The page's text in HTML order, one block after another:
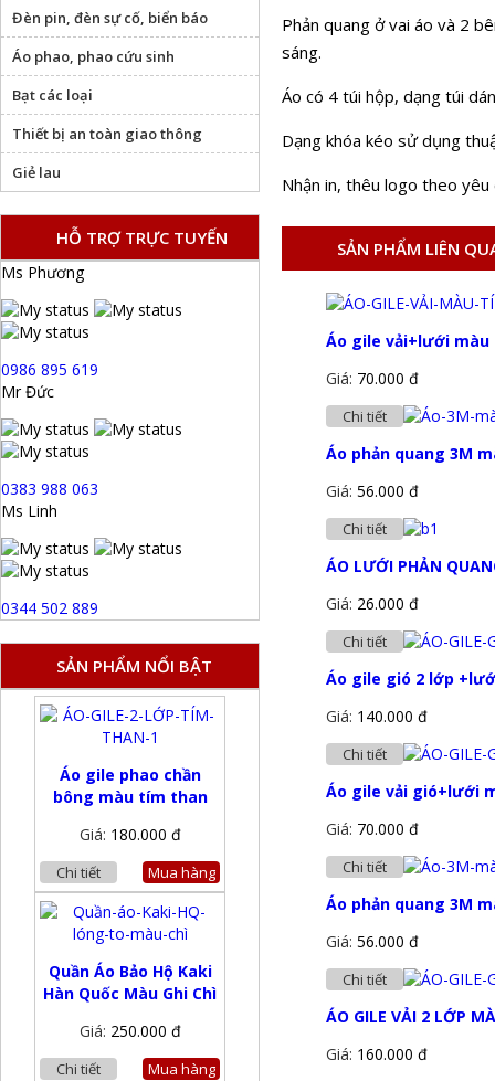
Phản quang ở vai áo và 2
sáng.
Áo có 4 túi hộp, dạng túi
Dạng khóa kéo sử dụng
Nhận in, thêu logo theo yêu
SẢN PHẨM LIÊN
Áo gile vải+lưới
Giá: 70.000 đ
Chi tiết
Áo phản quang 3M
Giá: 56.000 đ
Chi tiết
ÁO LƯỚI PHẢN
Giá: 26.000 đ
Chi tiết
Áo gile gió 2 lớp
Giá: 140.000 đ
Chi tiết
Áo gile vải gió+lưới
Giá: 70.000 đ
Chi tiết
Áo phản quang 3M
Giá: 56.000 đ
Chi tiết
ÁO GILE VẢI 2 LỚP
Giá: 160.000 đ
Đèn pin, đèn sự cố, biển báo
Áo phao, phao cứu sinh
Bạt các loại
Thiết bị an toàn giao thông
Giẻ lau
HỖ TRỢ TRỰC TUYẾN
Ms Phương
0986 895 619
Mr Đức
0383 988 063
Ms Linh
0344 502 889
SẢN PHẨM NỔI BẬT
Áo gile phao chần
bông màu tím than
Giá: 180.000 đ
Chi tiết Mua hàng
Quần Áo Bảo Hộ Kaki
Hàn Quốc Màu Ghi Chì
Giá: 250.000 đ
Chi tiết Mua hàng